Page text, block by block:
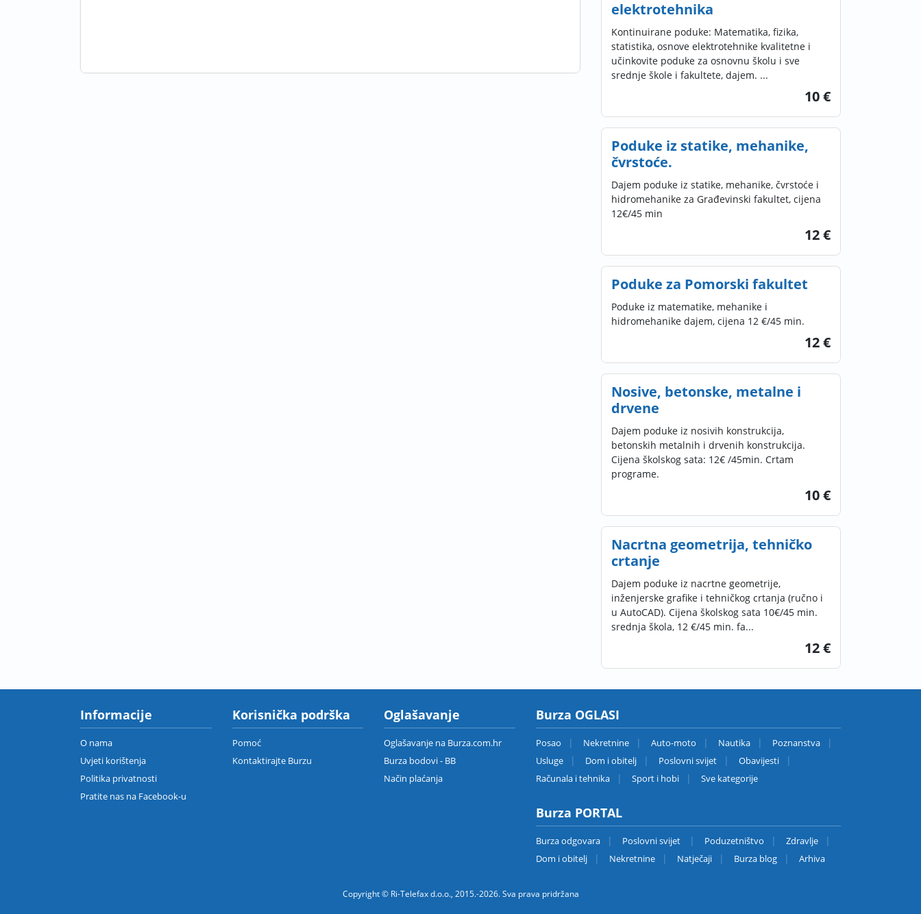
elektrotehnika
Kontinuirane poduke: Matematika, fizika,
statistika, osnove elektrotehnike kvalitetne i
učinkovite poduke za osnovnu školu i sve
srednje škole i fakultete, dajem. ...
10 €
Poduke iz statike, mehanike,
čvrstoće.
Dajem poduke iz statike, mehanike, čvrstoće i
hidromehanike za Građevinski fakultet, cijena
12€/45 min
12 €
Poduke za Pomorski fakultet
Poduke iz matematike, mehanike i
hidromehanike dajem, cijena 12 €/45 min.
12 €
Nosive, betonske, metalne i
drvene
Dajem poduke iz nosivih konstrukcija,
betonskih metalnih i drvenih konstrukcija.
Cijena školskog sata: 12€ /45min. Crtam
programe.
10 €
Nacrtna geometrija, tehničko
crtanje
Dajem poduke iz nacrtne geometrije,
inženjerske grafike i tehničkog crtanja (ručno i
u AutoCAD). Cijena školskog sata 10€/45 min.
srednja škola, 12 €/45 min. fa...
12 €
Informacije
O nama
Uvjeti korištenja
Politika privatnosti
Pratite nas na Facebook-u
Korisnička podrška
Pomoć
Kontaktirajte Burzu
Oglašavanje
Oglašavanje na Burza.com.hr
Burza bodovi - BB
Način plaćanja
Burza OGLASI
Posao Nekretnine Auto-moto Nautika
Poznanstva
Usluge
Dom i obitelj Poslovni svijet
Obavijesti
Računala i tehnika
Sport i hobi Sve kategorije
Burza PORTAL
Burza odgovara Poslovni svijet Poduzetništvo
Zdravlje
Dom i obitelj
Nekretnine Natječaji Burza blog Arhiva
Copyright © Ri-Telefax d.o.o., 2015.-2026. Sva prava pridržana